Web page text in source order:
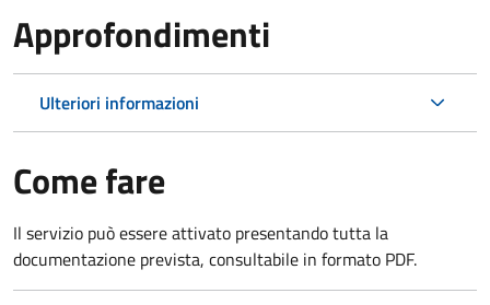
Approfondimenti
Ulteriori informazioni
Come fare
Il servizio può essere attivato presentando tutta la
documentazione prevista, consultabile in formato PDF.